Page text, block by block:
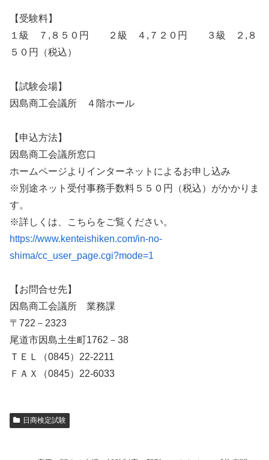
【受験料】
１級 ７,８５０円 ２級 ４,７２０円 ３級 ２,８
５０円（税込）
【試験会場】
因島商工会議所 ４階ホール
【申込方法】
因島商工会議所窓口
ホームページよりインターネットによるお申し込み
※別途ネット受付事務手数料５５０円（税込）がかかりま
す。
※詳しくは、こちらをご覧ください。
https://www.kenteishiken.com/in-no-
shima/cc_user_page.cgi?mode=1
【お問合せ先】
因島商工会議所 業務課
〒722－2323
尾道市因島土生町1762－38
ＴＥＬ（0845）22-2211
ＦＡＸ（0845）22-6033
日商検定試験